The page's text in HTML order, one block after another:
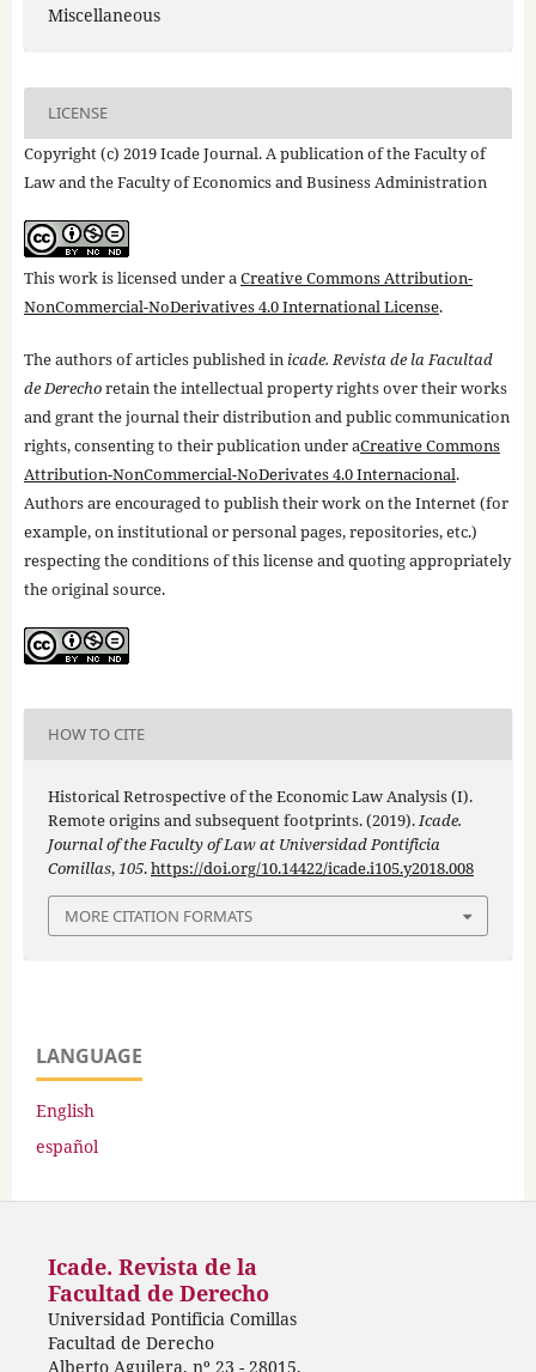
Miscellaneous
LICENSE
Copyright (c) 2019 Icade Journal. A publication of the Faculty of
Law and the Faculty of Economics and Business Administration
This work is licensed under aCreative Commons Attribution-
NonCommercial-NoDerivatives 4.0 International License.
The authors of articles published in icade. Revista de la Facultad
de Derechoretain the intellectual property rights over their works
and grant the journal their distribution and public communication
rights, consenting to their publication under aCreative Commons
Attribution-NonCommercial-NoDerivates 4.0 Internacional.
Authors are encouraged to publish their work on the Internet (for
example, on institutional or personal pages, repositories, etc.)
respecting the conditions of this license and quoting appropriately
the original source.
HOW TO CITE
Historical Retrospective of the Economic Law Analysis (I).
Remote origins and subsequent footprints. (2019).Icade.
Journal of the Faculty of Law at Universidad Pontificia
Comillas,105.https://doi.org/10.14422/icade.i105.y2018.008
MORE CITATION FORMATS
LANGUAGE
English
español
Icade. Revista de la
Facultad de Derecho
Universidad Pontificia Comillas
Facultad de Derecho
Alberto Aguilera, nº 23 - 28015,